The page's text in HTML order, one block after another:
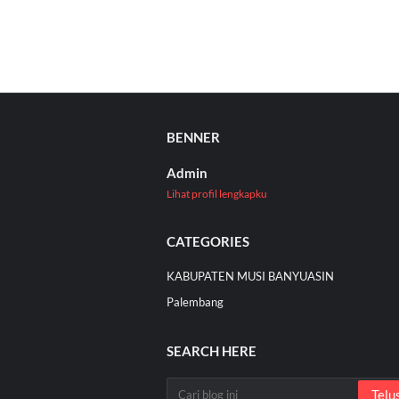
BENNER
Admin
Lihat profil lengkapku
CATEGORIES
KABUPATEN MUSI BANYUASIN
Palembang
SEARCH HERE